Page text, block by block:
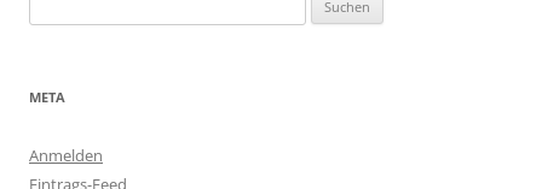
nach:
META
Anmelden
Eintrags-Feed